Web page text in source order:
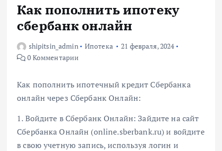
Как пополнить ипотеку
сбербанк онлайн
shipitsin_admin Ипотека
21 февраля, 2024
0 Комментарии
Как пополнить ипотечный кредит Сбербанка
онлайн через Сбербанк Онлайн:
1. Войдите в Сбербанк Онлайн: Зайдите на сайт
Сбербанка Онлайн (online.sberbank.ru) и войдите
в свою учетную запись, используя логин и